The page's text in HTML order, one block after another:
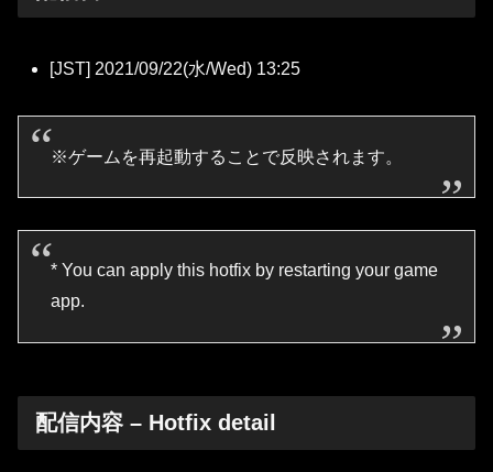
[JST] 2021/09/22(水/Wed) 13:25
※ゲームを再起動することで反映されます。
* You can apply this hotfix by restarting your game
app.
配信内容 – Hotfix detail